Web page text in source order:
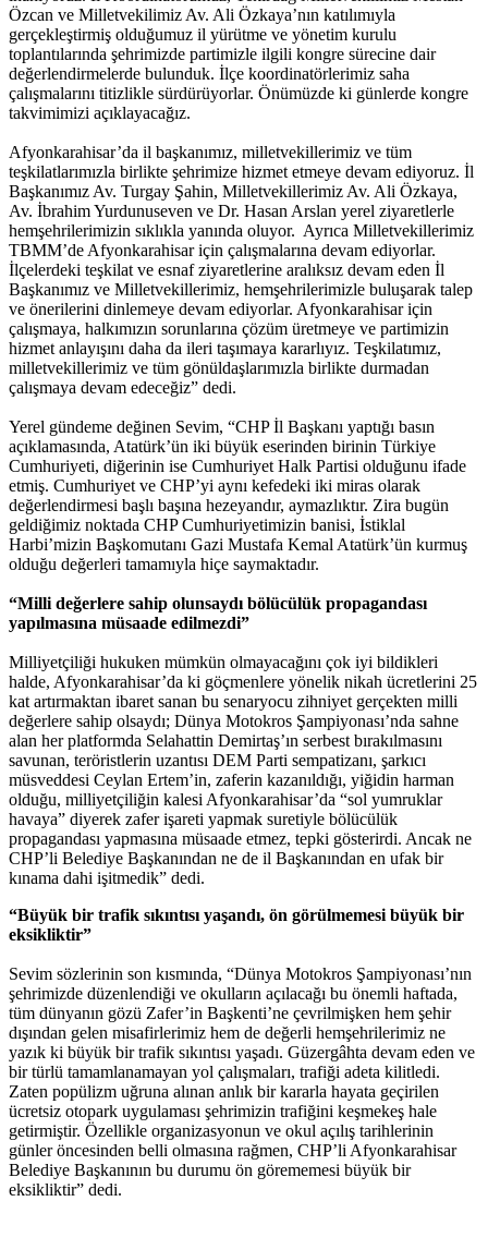
Özcan ve Milletvekilimiz Av. Ali Özkaya’nın katılımıyla
gerçekleştirmiş olduğumuz il yürütme ve yönetim kurulu
toplantılarında şehrimizde partimizle ilgili kongre sürecine dair
değerlendirmelerde bulunduk. İlçe koordinatörlerimiz saha
çalışmalarını titizlikle sürdürüyorlar. Önümüzde ki günlerde kongre
takvimimizi açıklayacağız.
Afyonkarahisar’da il başkanımız, milletvekillerimiz ve tüm
teşkilatlarımızla birlikte şehrimize hizmet etmeye devam ediyoruz. İl
Başkanımız Av. Turgay Şahin, Milletvekillerimiz Av. Ali Özkaya,
Av. İbrahim Yurdunuseven ve Dr. Hasan Arslan yerel ziyaretlerle
hemşehrilerimizin sıklıkla yanında oluyor. Ayrıca Milletvekillerimiz
TBMM’de Afyonkarahisar için çalışmalarına devam ediyorlar.
İlçelerdeki teşkilat ve esnaf ziyaretlerine aralıksız devam eden İl
Başkanımız ve Milletvekillerimiz, hemşehrilerimizle buluşarak talep
ve önerilerini dinlemeye devam ediyorlar. Afyonkarahisar için
çalışmaya, halkımızın sorunlarına çözüm üretmeye ve partimizin
hizmet anlayışını daha da ileri taşımaya kararlıyız. Teşkilatımız,
milletvekillerimiz ve tüm gönüldaşlarımızla birlikte durmadan
çalışmaya devam edeceğiz” dedi.
Yerel gündeme değinen Sevim, “CHP İl Başkanı yaptığı basın
açıklamasında, Atatürk’ün iki büyük eserinden birinin Türkiye
Cumhuriyeti, diğerinin ise Cumhuriyet Halk Partisi olduğunu ifade
etmiş. Cumhuriyet ve CHP’yi aynı kefedeki iki miras olarak
değerlendirmesi başlı başına hezeyandır, aymazlıktır. Zira bugün
geldiğimiz noktada CHP Cumhuriyetimizin banisi, İstiklal
Harbi’mizin Başkomutanı Gazi Mustafa Kemal Atatürk’ün kurmuş
olduğu değerleri tamamıyla hiçe saymaktadır.
“Milli değerlere sahip olunsaydı bölücülük propagandası
yapılmasına müsaade edilmezdi”
Milliyetçiliği hukuken mümkün olmayacağını çok iyi bildikleri
halde, Afyonkarahisar’da ki göçmenlere yönelik nikah ücretlerini 25
kat artırmaktan ibaret sanan bu senaryocu zihniyet gerçekten milli
değerlere sahip olsaydı; Dünya Motokros Şampiyonası’nda sahne
alan her platformda Selahattin Demirtaş’ın serbest bırakılmasını
savunan, teröristlerin uzantısı DEM Parti sempatizanı, şarkıcı
müsveddesi Ceylan Ertem’in, zaferin kazanıldığı, yiğidin harman
olduğu, milliyetçiliğin kalesi Afyonkarahisar’da “sol yumruklar
havaya” diyerek zafer işareti yapmak suretiyle bölücülük
propagandası yapmasına müsaade etmez, tepki gösterirdi. Ancak ne
CHP’li Belediye Başkanından ne de il Başkanından en ufak bir
kınama dahi işitmedik” dedi.
“Büyük bir trafik sıkıntısı yaşandı, ön görülmemesi büyük bir
eksikliktir”
Sevim sözlerinin son kısmında, “Dünya Motokros Şampiyonası’nın
şehrimizde düzenlendiği ve okulların açılacağı bu önemli haftada,
tüm dünyanın gözü Zafer’in Başkenti’ne çevrilmişken hem şehir
dışından gelen misafirlerimiz hem de değerli hemşehrilerimiz ne
yazık ki büyük bir trafik sıkıntısı yaşadı. Güzergâhta devam eden ve
bir türlü tamamlanamayan yol çalışmaları, trafiği adeta kilitledi.
Zaten popülizm uğruna alınan anlık bir kararla hayata geçirilen
ücretsiz otopark uygulaması şehrimizin trafiğini keşmekeş hale
getirmiştir. Özellikle organizasyonun ve okul açılış tarihlerinin
günler öncesinden belli olmasına rağmen, CHP’li Afyonkarahisar
Belediye Başkanının bu durumu ön görememesi büyük bir
eksikliktir” dedi.